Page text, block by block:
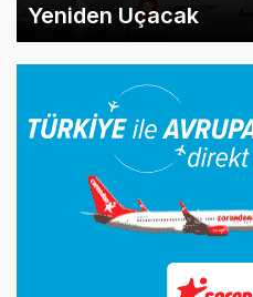
Yeniden Uçacak